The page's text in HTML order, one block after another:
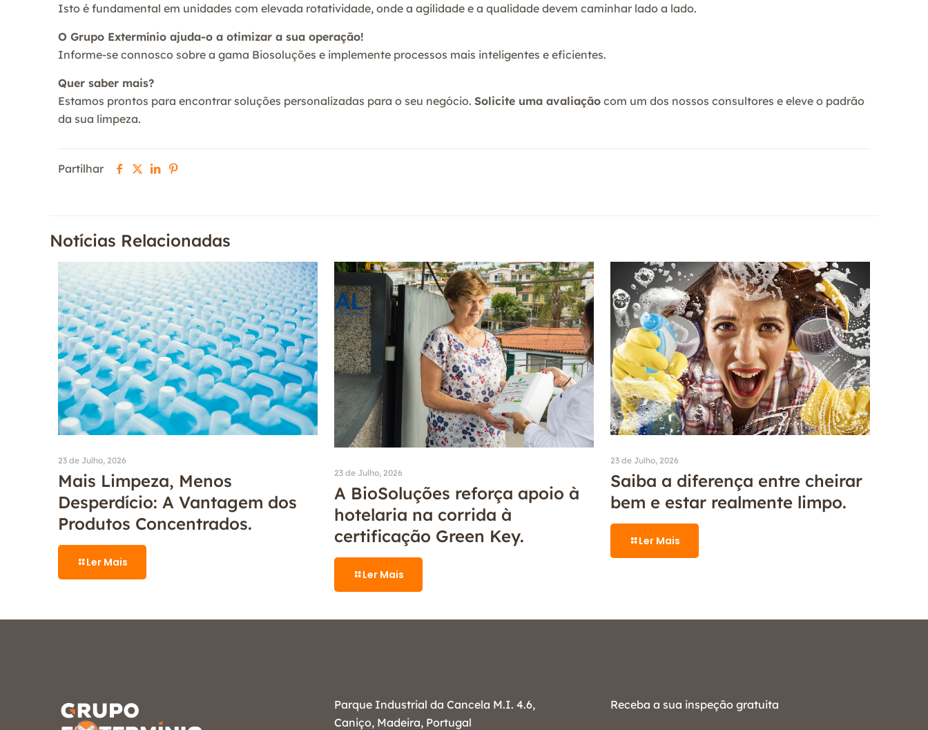
Isto é fundamental em unidades com elevada rotatividade, onde a agilidade e a qualidade devem caminhar lado a lado.
O Grupo Extermínio ajuda-o a otimizar a sua operação!
Informe-se connosco sobre a gama Biosoluções e implemente processos mais inteligentes e eficientes.
Quer saber mais?
Estamos prontos para encontrar soluções personalizadas para o seu negócio. Solicite uma avaliação com um dos nossos consultores e eleve o padrão
da sua limpeza.
Partilhar
Notícias Relacionadas
23 de Julho, 2026
Mais Limpeza, Menos
Desperdício: A Vantagem dos
Produtos Concentrados.
Ler Mais
23 de Julho, 2026
A BioSoluções reforça apoio à
hotelaria na corrida à
certificação Green Key.
Ler Mais
23 de Julho, 2026
Saiba a diferença entre cheirar
bem e estar realmente limpo.
Ler Mais
Parque Industrial da Cancela M.I. 4.6,
Caniço, Madeira, Portugal
Receba a sua inspeção gratuita